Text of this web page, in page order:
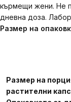
кърмещи жени. Не
дневна доза.
Размер на
Размер на
растителни